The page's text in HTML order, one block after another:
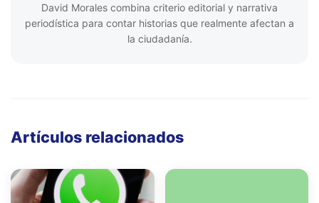
David Morales combina criterio editorial y narrativa
periodística para contar historias que realmente afectan a
la ciudadanía.
Artículos relacionados